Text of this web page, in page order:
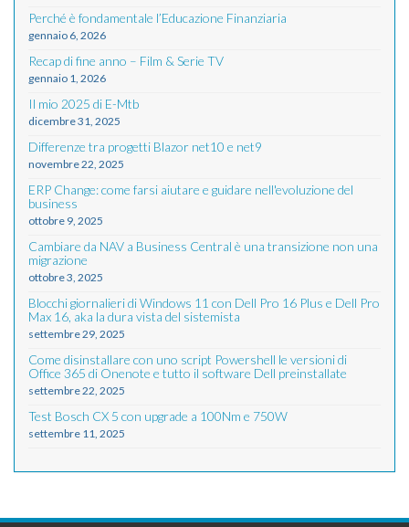
Perché è fondamentale l’Educazione Finanziaria
gennaio 6, 2026
Recap di fine anno – Film & Serie TV
gennaio 1, 2026
Il mio 2025 di E-Mtb
dicembre 31, 2025
Differenze tra progetti Blazor net10 e net9
novembre 22, 2025
ERP Change: come farsi aiutare e guidare nell'evoluzione del
business
ottobre 9, 2025
Cambiare da NAV a Business Central è una transizione non una
migrazione
ottobre 3, 2025
Blocchi giornalieri di Windows 11 con Dell Pro 16 Plus e Dell Pro
Max 16, aka la dura vista del sistemista
settembre 29, 2025
Come disinstallare con uno script Powershell le versioni di
Office 365 di Onenote e tutto il software Dell preinstallate
settembre 22, 2025
Test Bosch CX 5 con upgrade a 100Nm e 750W
settembre 11, 2025